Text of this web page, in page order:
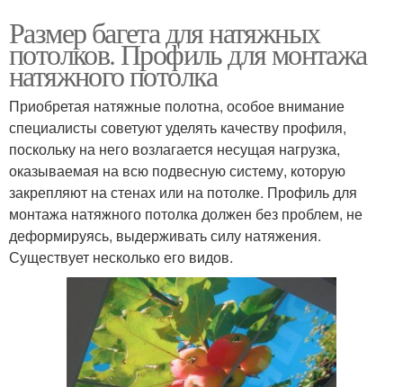
Размер багета для натяжных
потолков. Профиль для монтажа
натяжного потолка
Приобретая натяжные полотна, особое внимание
специалисты советуют уделять качеству профиля,
поскольку на него возлагается несущая нагрузка,
оказываемая на всю подвесную систему, которую
закрепляют на стенах или на потолке. Профиль для
монтажа натяжного потолка должен без проблем, не
деформируясь, выдерживать силу натяжения.
Существует несколько его видов.